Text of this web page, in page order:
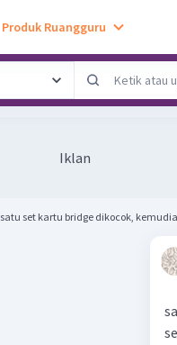
Produk Ruangguru
Iklan
satu set kartu bridge dikocok,